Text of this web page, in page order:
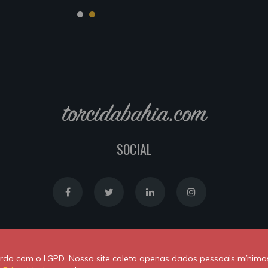
torcidabahia.com
SOCIAL
com o LGPD. Nosso site coleta apenas dados pessoais